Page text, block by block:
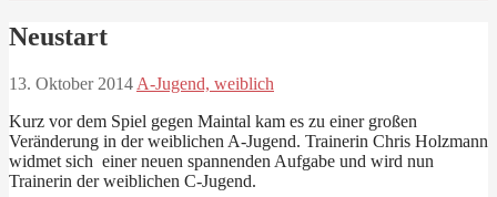
Neustart
13. Oktober 2014 A-Jugend, weiblich
Kurz vor dem Spiel gegen Maintal kam es zu einer großen
Veränderung in der weiblichen A-Jugend. Trainerin Chris Holzmann
widmet sich einer neuen spannenden Aufgabe und wird nun
Trainerin der weiblichen C-Jugend.